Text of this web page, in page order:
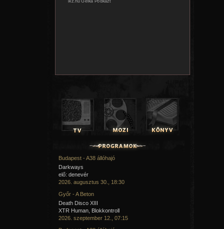
Budapest - A38 állóhajó
Darkways
elő: denevér
2026. augusztus 30., 18:30
Győr - A Beton
Death Disco XIII
XTR Human, Blokkontroll
2026. szeptember 12., 07:15